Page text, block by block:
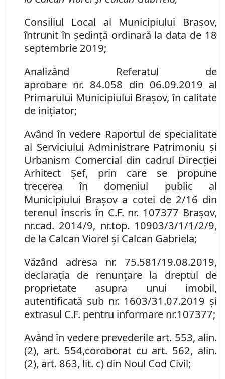
Consiliul Local al Municipiului Brașov,
întrunit în ședință ordinară la data de 18
septembrie 2019;
Analizând Referatul de
aprobare nr. 84.058 din 06.09.2019 al
Primarului Municipiului Brașov, în calitate
de inițiator;
Având în vedere Raportul de specialitate
al Serviciului Administrare Patrimoniu şi
Urbanism Comercial din cadrul Direcției
Arhitect Șef, prin care se propune
trecerea în domeniul public al
Municipiului Braşov a cotei de 2/16 din
terenul înscris în C.F. nr. 107377 Brașov,
nr.cad. 2014/9, nr.top. 10903/3/1/1/2/9,
de la Calcan Viorel și Calcan Gabriela;
Văzând adresa nr. 75.581/19.08.2019,
declaraţia de renunţare la dreptul de
proprietate asupra unui imobil,
autentificată sub nr. 1603/31.07.2019 și
extrasul C.F. pentru informare nr.107377;
Având în vedere prevederile art. 553, alin.
(2), art. 554,coroborat cu art. 562, alin.
(2), art. 863, lit. c) din Noul Cod Civil;